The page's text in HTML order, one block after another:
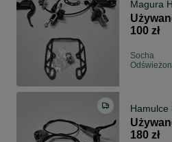
Magura
100 zł
Socha
Hamulce
180 zł